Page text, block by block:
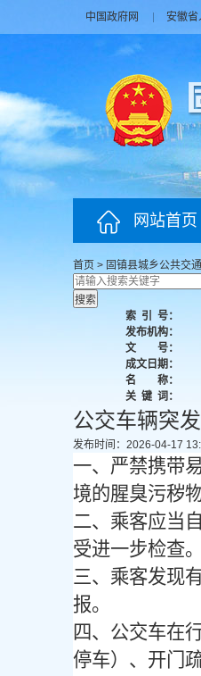
中国政府网 安徽省
网站首页
首页 > 固镇县城乡公共交
索 引 号：
发布机构：
文 号：
成文日期：
名 称：
关 键 词：
公交车辆突
发布时间：2026-04-17
一、严禁携带
境的腥臭污秽
二、乘客应当
受进一步检查
三、乘客发现
报。
四、公交车在
停车）、开门